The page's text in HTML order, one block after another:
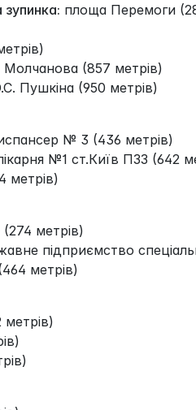
площа Перемоги
(857 метрів)
Пушкіна (950 метрів)
№ 3 (436 метрів)
№1 ст.Київ ПЗЗ (642
метрів)
метрів)
підприємство
метрів)